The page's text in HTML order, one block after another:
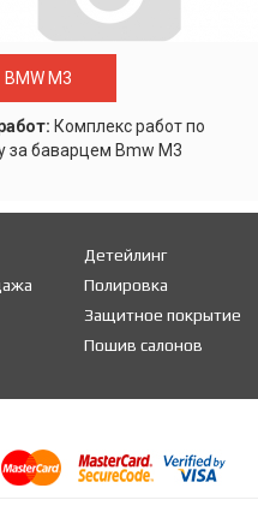
BMW M3
Комплекс работ по
за баварцем Bmw M3
Детейлинг
Полировка
Защитное покрытие
Пошив салонов